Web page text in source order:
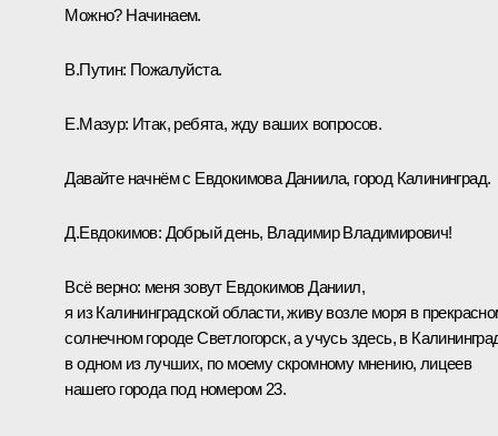
Можно? Начинаем.
В.Путин: Пожалуйста.
Е.Мазур: Итак, ребята, жду ваших вопросов.
Давайте начнём с Евдокимова Даниила, город Калининград.
Д.Евдокимов: Добрый день, Владимир Владимирович!
Всё верно: меня зовут Евдокимов Даниил,
я из Калининградской области, живу возле моря в
солнечном городе Светлогорск, а учусь здесь, в
в одном из лучших, по моему скромному мнению, лицеев
нашего города под номером 23.